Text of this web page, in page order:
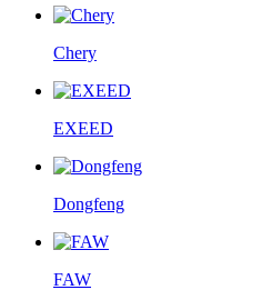
Chery
EXEED
Dongfeng
FAW